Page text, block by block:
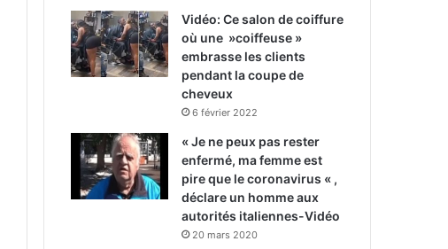
Vidéo: Ce salon de coiffure
où une »coiffeuse »
embrasse les clients
pendant la coupe de
cheveux
6 février 2022
« Je ne peux pas rester
enfermé, ma femme est
pire que le coronavirus « ,
déclare un homme aux
autorités italiennes-Vidéo
20 mars 2020